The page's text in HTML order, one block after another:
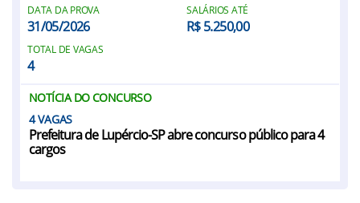
DATA DA PROVA
31/05/2026
SALÁRIOS ATÉ
R$ 5.250,00
TOTAL DE VAGAS
4
NOTÍCIA DO CONCURSO
4
Prefeitura de Lupércio-SP abre concurso público para 4
cargos